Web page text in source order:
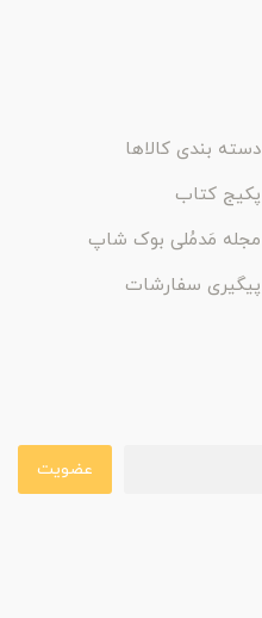
دسته بندی کالاها
پکیج کتاب
مجله مَدمُلی بوک شاپ
پیگیری سفارشات
عضویت